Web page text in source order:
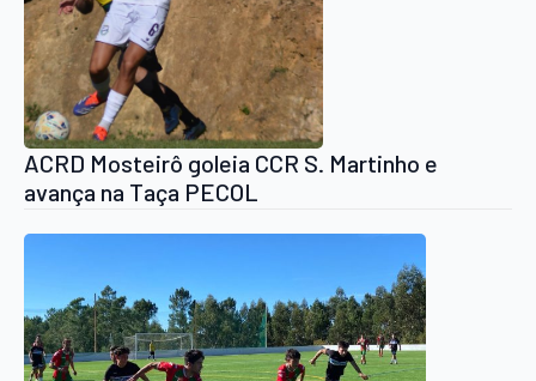
ACRD Mosteirô goleia CCR S. Martinho e
avança na Taça PECOL